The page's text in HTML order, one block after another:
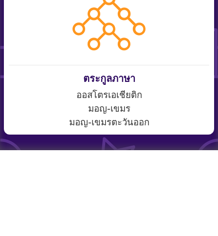
ตระกูลภาษา
ออสโตรเอเชียติก
มอญ-เขมร
มอญ-เขมรตะวันออก